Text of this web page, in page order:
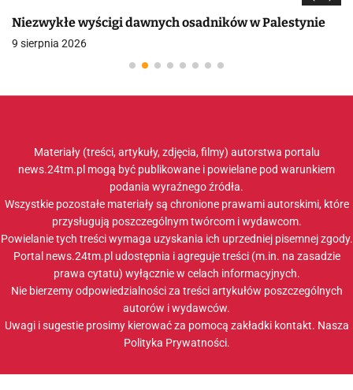
Niezwykłe wyścigi dawnych osadników w Palestynie
9 sierpnia 2026
Materiały (treści, artykuły, zdjęcia, filmy) autorstwa portalu
news.24tm.pl mogą być publikowane i powielane pod warunkiem
podania wyraźnego źródła.
Wszystkie pozostałe materiały są chronione prawami autorskimi, które
przysługują poszczególnym twórcom i wydawcom.
Powielanie tych treści wymaga uzyskania ich uprzedniej pisemnej zgody.
Portal news.24tm.pl udostępnia i agreguje treści (m.in. na zasadzie
prawa cytatu) wyłącznie w celach informacyjnych.
Nie bierzemy odpowiedzialności za treści artykułów poszczególnych
autorów i wydawców.
Uwagi i sugestie prosimy kierować za pomocą zakładki kontakt. Nasza
Polityka Prywatności.